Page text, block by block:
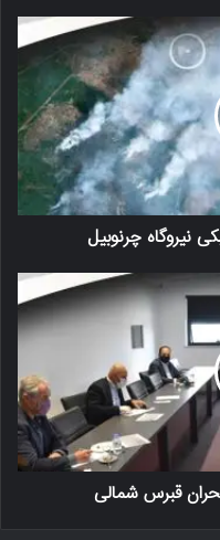
نیروگاه چرنوبیل